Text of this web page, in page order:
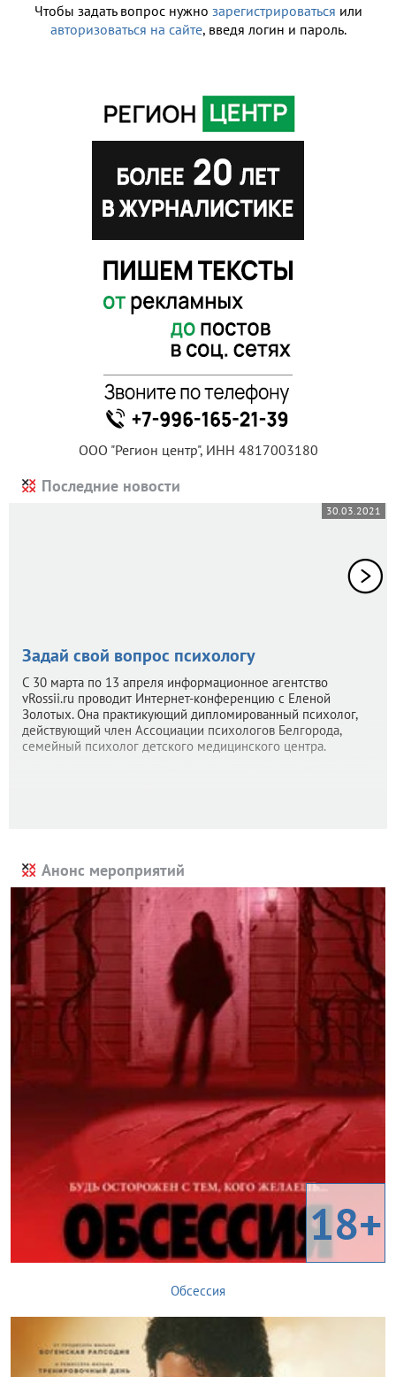
Чтобы задать вопрос нужно зарегистрироваться или
авторизоваться на сайте, введя логин и пароль.
ООО "Регион центр", ИНН 4817003180
Последние новости
30.03.2021
Задай свой вопрос психологу
С 30 марта по 13 апреля информационное агентство
vRossii.ru проводит Интернет-конференцию с Еленой
Золотых. Она практикующий дипломированный психолог,
действующий член Ассоциации психологов Белгорода,
семейный психолог детского медицинского центра.
Анонс мероприятий
18+
Обсессия